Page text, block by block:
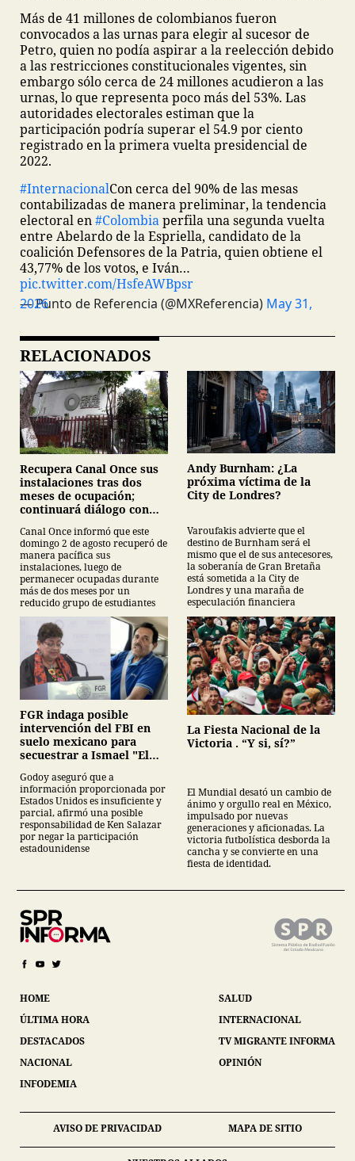
Más de 41 millones de colombianos fueron
convocados a las urnas para elegir al sucesor de
Petro, quien no podía aspirar a la reelección debido
a las restricciones constitucionales vigentes, sin
embargo sólo cerca de 24 millones acudieron a las
urnas, lo que representa poco más del 53%. Las
autoridades electorales estiman que la
participación podría superar el 54.9 por ciento
registrado en la primera vuelta presidencial de
2022.
#InternacionalCon cerca del 90% de las mesas
contabilizadas de manera preliminar, la tendencia
electoral en#Colombiaperfila una segunda vuelta
entre Abelardo de la Espriella, candidato de la
coalición Defensores de la Patria, quien obtiene el
43,77% de los votos, e Iván…
pic.twitter.com/HsfeAWBpsr
— Punto de Referencia (@MXReferencia)
May 31, 2026
RELACIONADOS
Recupera Canal Once sus
instalaciones tras dos
meses de ocupación;
continuará diálogo con
Canal Once informó que este
domingo 2 de agosto recuperó de
manera pacífica sus
instalaciones, luego de
permanecer ocupadas durante
más de dos meses por un
reducido grupo de estudiantes
Andy Burnham: ¿La
próxima víctima de la
City de Londres?
Varoufakis advierte que el
destino de Burnham será el
mismo que el de sus antecesores,
la soberanía de Gran Bretaña
está sometida a la City de
Londres y una maraña de
especulación financiera
FGR indaga posible
intervención del FBI en
suelo mexicano para
secuestrar a Ismael "El
Godoy aseguró que a
información proporcionada por
Estados Unidos es insuficiente y
parcial, afirmó una posible
responsabilidad de Ken Salazar
por negar la participación
estadounidense
La Fiesta Nacional de la
Victoria . “Y si, sí?”
El Mundial desató un cambio de
ánimo y orgullo real en México,
impulsado por nuevas
generaciones y aficionadas. La
victoria futbolística desborda la
cancha y se convierte en una
fiesta de identidad.
HOME
ÚLTIMA HORA
DESTACADOS
NACIONAL
INFODEMIA
SALUD
INTERNACIONAL
TV MIGRANTE INFORMA
OPINIÓN
AVISO DE PRIVACIDAD MAPA DE SITIO